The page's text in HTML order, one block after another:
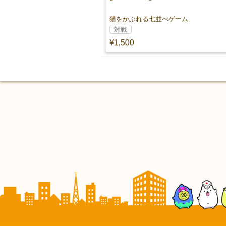
猫をかぶれる七並べゲーム
¥1,500
対戦